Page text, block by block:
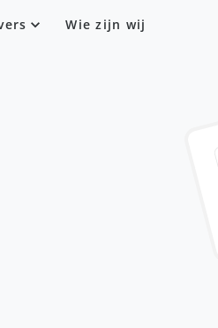
Wie zijn wij